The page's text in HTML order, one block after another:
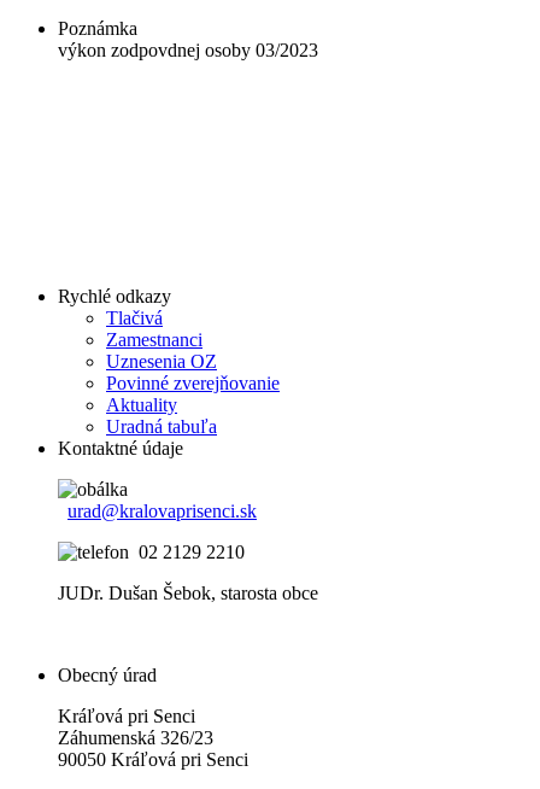
Poznámka
výkon zodpovdnej osoby 03/2023
Rychlé odkazy
Tlačivá
Zamestnanci
Uznesenia OZ
Povinné zverejňovanie
Aktuality
Uradná tabuľa
Kontaktné údaje
urad@kralovaprisenci.sk
02 2129 2210
JUDr. Dušan Šebok, starosta obce
Obecný úrad
Kráľová pri Senci
Záhumenská 326/23
90050 Kráľová pri Senci